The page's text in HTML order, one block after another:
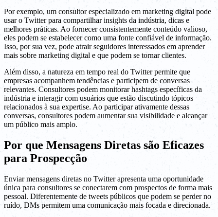
Por exemplo, um consultor especializado em marketing digital pode
usar o Twitter para compartilhar insights da indústria, dicas e
melhores práticas. Ao fornecer consistentemente conteúdo valioso,
eles podem se estabelecer como uma fonte confiável de informação.
Isso, por sua vez, pode atrair seguidores interessados em aprender
mais sobre marketing digital e que podem se tornar clientes.
Além disso, a natureza em tempo real do Twitter permite que
empresas acompanhem tendências e participem de conversas
relevantes. Consultores podem monitorar hashtags específicas da
indústria e interagir com usuários que estão discutindo tópicos
relacionados à sua expertise. Ao participar ativamente dessas
conversas, consultores podem aumentar sua visibilidade e alcançar
um público mais amplo.
Por que Mensagens Diretas são Eficazes
para Prospecção
Enviar mensagens diretas no Twitter apresenta uma oportunidade
única para consultores se conectarem com prospectos de forma mais
pessoal. Diferentemente de tweets públicos que podem se perder no
ruído, DMs permitem uma comunicação mais focada e direcionada.